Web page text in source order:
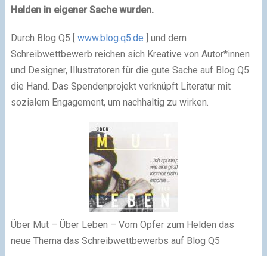
Helden in eigener Sache wurden.
Durch Blog Q5 [ www.blog.q5.de ] und dem
Schreibwettbewerb reichen sich Kreative von Autor*innen
und Designer, Illustratoren für die gute Sache auf Blog Q5
die Hand. Das Spendenprojekt verknüpft Literatur mit
sozialem Engagement, um nachhaltig zu wirken.
Über Mut – Über Leben – Vom Opfer zum Helden das
neue Thema das Schreibwettbewerbs auf Blog Q5